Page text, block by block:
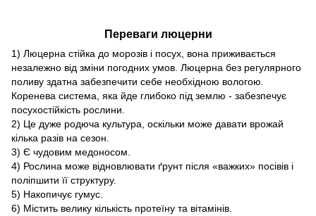
Переваги люцерни
1) Люцерна стійка до морозів і посух, вона приживається
незалежно від зміни погодних умов. Люцерна без регулярного
поливу здатна забезпечити себе необхідною вологою.
Коренева система, яка йде глибоко під землю - забезпечує
посухостійкість рослини.
2) Це дуже родюча культура, оскільки може давати врожай
кілька разів на сезон.
3) Є чудовим медоносом.
4) Рослина може відновлювати ґрунт після «важких» посівів і
поліпшити її структуру.
5) Накопичує гумус.
6) Містить велику кількість протеїну та вітамінів.